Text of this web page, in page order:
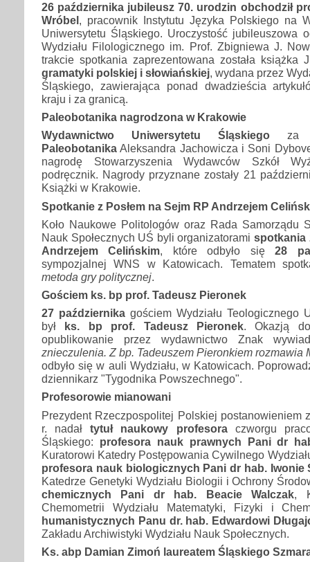
26 października jubileusz 70. urodzin obchodził
Wróbel, pracownik Instytutu Języka Polskiego na
Uniwersytetu Śląskiego. Uroczystość jubileuszowa
Wydziału Filologicznego im. Prof. Zbigniewa J.
trakcie spotkania zaprezentowana została książka
gramatyki polskiej i słowiańskiej, wydana przez
Śląskiego, zawierająca ponad dwadzieścia
kraju i za granicą.
Paleobotanika nagrodzona w Krakowie
Wydawnictwo Uniwersytetu Śląskiego za
Paleobotanika Aleksandra Jachowicza i Soni
nagrodę Stowarzyszenia Wydawców Szkół
podręcznik. Nagrody przyznane zostały 21
Książki w Krakowie.
Spotkanie z Posłem na Sejm RP Andrzejem
Koło Naukowe Politologów oraz Rada Samorządu
Nauk Społecznych UŚ byli organizatorami spotkania
Andrzejem Celińskim, które odbyło się28
sympozjalnej WNS w Katowicach. Tematem
metoda gry politycznej.
Gościem ks. bp prof. Tadeusz Pieronek
27 października gościem Wydziału Teologicznego
był ks. bp prof. Tadeusz Pieronek. Okazją
opublikowanie przez wydawnictwo Znak
znieczulenia. Z bp. Tadeuszem Pieronkiem rozmawia
odbyło się w auli Wydziału, w Katowicach.
dziennikarz "Tygodnika Powszechnego".
Profesorowie mianowani
Prezydent Rzeczpospolitej Polskiej postanowieniem
r. nadałtytuł naukowy profesora czworgu
Śląskiego: profesora nauk prawnych Pani dr
Kuratorowi Katedry Postępowania Cywilnego
profesora nauk biologicznych Pani dr hab. Iwonie
Katedrze Genetyki Wydziału Biologii i Ochrony
chemicznych Pani dr hab. Beacie Walczak ,
Chemometrii Wydziału Matematyki, Fizyki i
humanistycznych Panu dr. hab. Edwardowi
Zakładu Archiwistyki Wydziału Nauk Społecznych.
Ks. abp Damian Zimoń laureatem Śląskiego